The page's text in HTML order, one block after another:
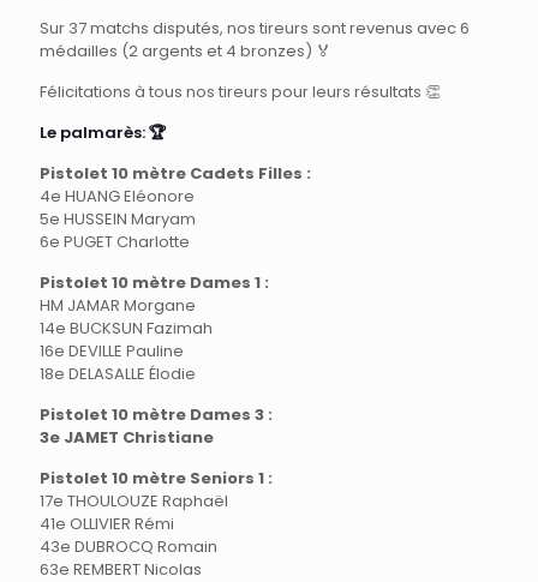
Sur 37 matchs disputés, nos tireurs sont revenus avec 6
médailles (2 argents et 4 bronzes) 🏅
Félicitations à tous nos tireurs pour leurs résultats 👏
Le palmarès: 🏆
Pistolet 10 mètre Cadets Filles :
4e HUANG Eléonore
5e HUSSEIN Maryam
6e PUGET Charlotte
Pistolet 10 mètre Dames 1 :
HM JAMAR Morgane
14e BUCKSUN Fazimah
16e DEVILLE Pauline
18e DELASALLE Élodie
Pistolet 10 mètre Dames 3 :
3e JAMET Christiane
Pistolet 10 mètre Seniors 1 :
17e THOULOUZE Raphaël
41e OLLIVIER Rémi
43e DUBROCQ Romain
63e REMBERT Nicolas